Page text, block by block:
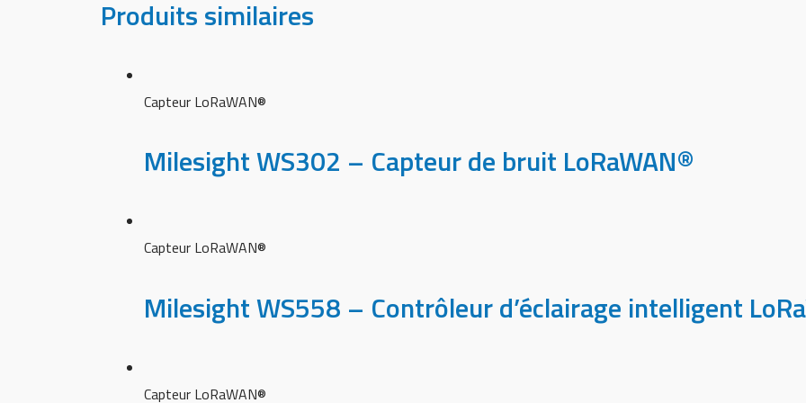
Produits similaires
Capteur LoRaWAN®
Milesight WS302 – Capteur de bruit LoRaWAN®
Capteur LoRaWAN®
Milesight WS558 – Contrôleur d’éclairage intelligent
Capteur LoRaWAN®